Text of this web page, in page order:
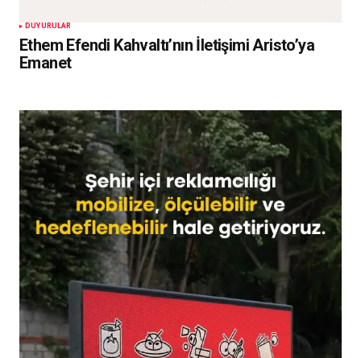
DUYURULAR
Ethem Efendi Kahvaltı’nın İletişimi Aristo’ya
Emanet